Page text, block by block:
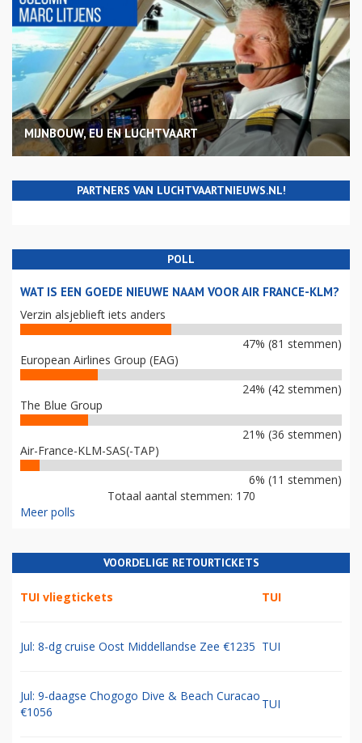
MIJNBOUW, EU EN LUCHTVAART
PARTNERS VAN LUCHTVAARTNIEUWS.NL!
POLL
WAT IS EEN GOEDE NIEUWE NAAM VOOR AIR FRANCE-KLM?
Verzin alsjeblieft iets anders
47% (81 stemmen)
European Airlines Group (EAG)
24% (42 stemmen)
The Blue Group
21% (36 stemmen)
Air-France-KLM-SAS(-TAP)
6% (11 stemmen)
Totaal aantal stemmen: 170
Meer polls
VOORDELIGE RETOURTICKETS
TUI vliegtickets TUI
Jul: 8-dg cruise Oost Middellandse Zee €1235 TUI
Jul: 9-daagse Chogogo Dive & Beach Curacao
€1056
TUI